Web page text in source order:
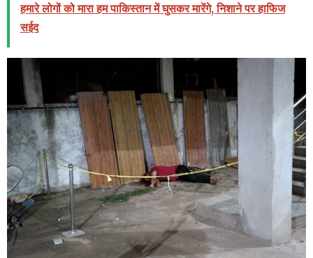
हमारे लोगों को मारा हम पाकिस्तान में घुसकर मारेंगे, निशाने पर हाफिज
सईद